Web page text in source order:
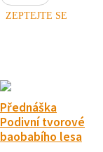
ZEPTEJTE SE
Přednáška
Podivní tvorové
baobabího lesa